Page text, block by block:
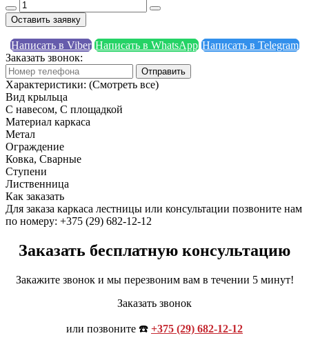
Оставить заявку
Написать в Viber Написать в WhatsApp Написать в Telegram
Заказать звонок:
Отправить
Характеристики: (Смотреть все)
Вид крыльца
С навесом, С площадкой
Материал каркаса
Метал
Ограждение
Ковка, Сварные
Ступени
Лиственница
Как заказать
Для заказа каркаса лестницы или консультации позвоните нам
по номеру: +375 (29) 682-12-12
Заказать бесплатную консультацию
Закажите звонок и мы перезвоним вам в течении 5 минут!
Заказать звонок
или позвоните ☎️ +375 (29) 682-12-12